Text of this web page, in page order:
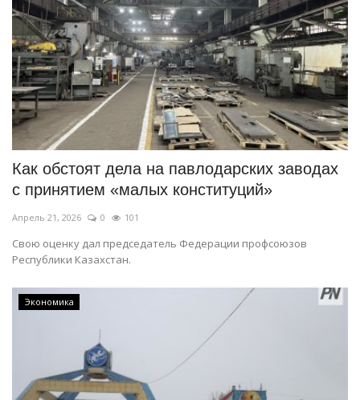
КАЗАХСТАН
МИР
СПЕЦПРОЕКТЫ
СПОРТ
Чек-лист
РАЗВЛЕЧЕНИЯ
OFFICIAL
Курултай
Қазақша Русский
Как обстоят дела на павлодарских заводах
с принятием «малых конституций»
Апрель 21, 2026 0 101
Свою оценку дал председатель Федерации профсоюзов
Республики Казахстан.
Экономика